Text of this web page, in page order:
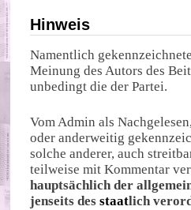
Hinweis
Namentlich
Meinung des Autors des
unbedingt die der Partei.
Vom Admin als
oder anderweitig
solche anderer, auch
teilweise mit Kommentar
hauptsächlich der
jenseits desstaatlich